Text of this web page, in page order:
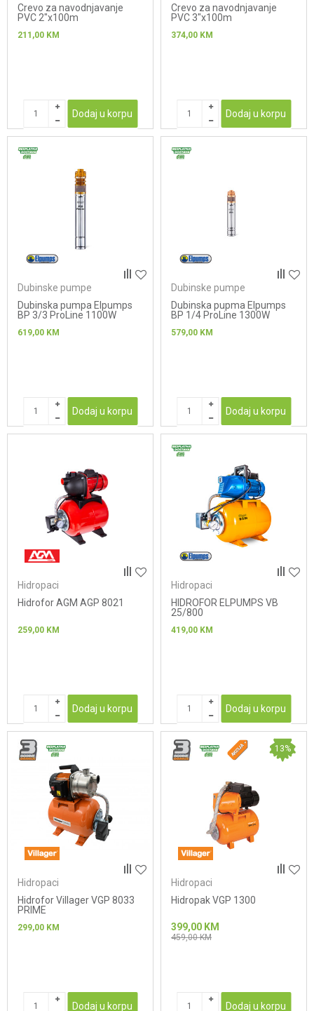
Crevo za navodnjavanje
PVC 2"x100m
211,00 KM
Dodaj u korpu
Crevo za navodnjavanje
PVC 3"x100m
374,00 KM
Dodaj u korpu
Dubinske pumpe
Dubinska pumpa Elpumps
BP 3/3 ProLine 1100W
619,00 KM
Dodaj u korpu
Dubinske pumpe
Dubinska pupma Elpumps
BP 1/4 ProLine 1300W
579,00 KM
Dodaj u korpu
Hidropaci
Hidrofor AGM AGP 8021
259,00 KM
Dodaj u korpu
Hidropaci
HIDROFOR ELPUMPS VB
25/800
419,00 KM
Dodaj u korpu
Hidropaci
Hidrofor Villager VGP 8033
PRIME
299,00 KM
Dodaj u korpu
13%
Hidropaci
Hidropak VGP 1300
399,00 KM
459,00KM
Dodaj u korpu